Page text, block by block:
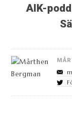
AIK-